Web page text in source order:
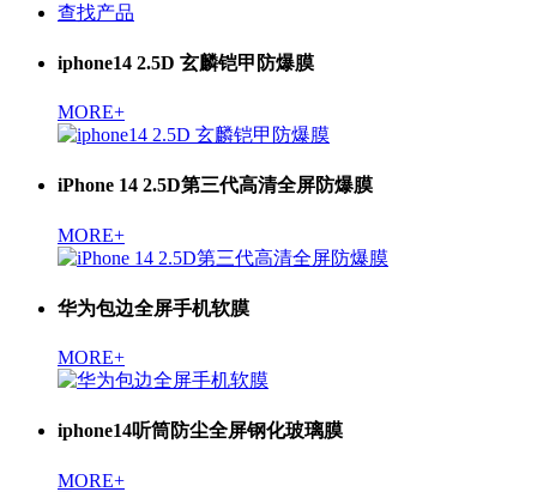
查找产品
iphone14 2.5D 玄麟铠甲防爆膜
MORE+
iPhone 14 2.5D第三代高清全屏防爆膜
MORE+
华为包边全屏手机软膜
MORE+
iphone14听筒防尘全屏钢化玻璃膜
MORE+